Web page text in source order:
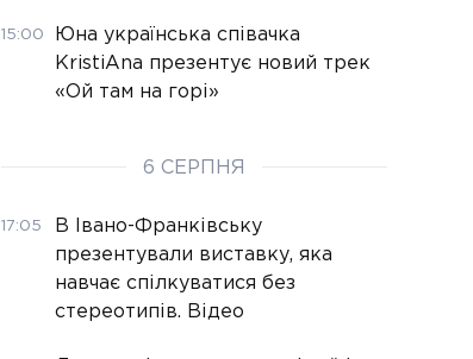
15:00
Юна українська співачка
KristiAna презентує новий трек
«Ой там на горі»
6 СЕРПНЯ
17:05
В Івано-Франківську
презентували виставку, яка
навчає спілкуватися без
стереотипів. Відео